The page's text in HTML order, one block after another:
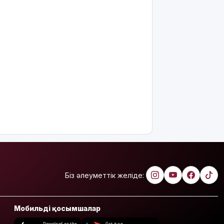
Біз әлеуметтік желіде:
Мобильді қосымшалар